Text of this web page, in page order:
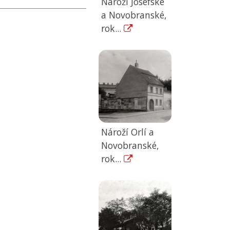
a Novobranské,
rok...
Nároží Orlí a
Novobranské,
rok...